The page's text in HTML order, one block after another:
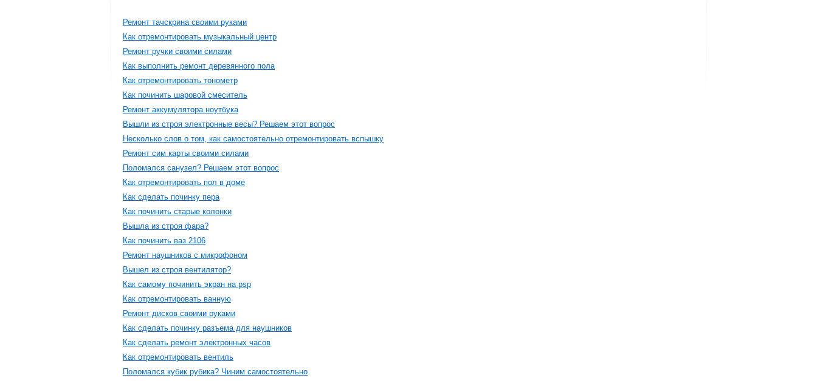
Ремонт тачскрина своими руками
Как отремонтировать музыкальный центр
Ремонт ручки своими силами
Как выполнить ремонт деревянного пола
Как отремонтировать тонометр
Как починить шаровой смеситель
Ремонт аккумулятора ноутбука
Вышли из строя электронные весы? Решаем этот вопрос
Несколько слов о том, как самостоятельно отремонтировать вспышку
Ремонт сим карты своими силами
Поломался санузел? Решаем этот вопрос
Как отремонтировать пол в доме
Как сделать починку пера
Как починить старые колонки
Вышла из строя фара?
Как починить ваз 2106
Ремонт наушников с микрофоном
Вышел из строя вентилятор?
Как самому починить экран на psp
Как отремонтировать ванную
Ремонт дисков своими руками
Как сделать починку разъема для наушников
Как сделать ремонт электронных часов
Как отремонтировать вентиль
Поломался кубик рубика? Чиним самостоятельно